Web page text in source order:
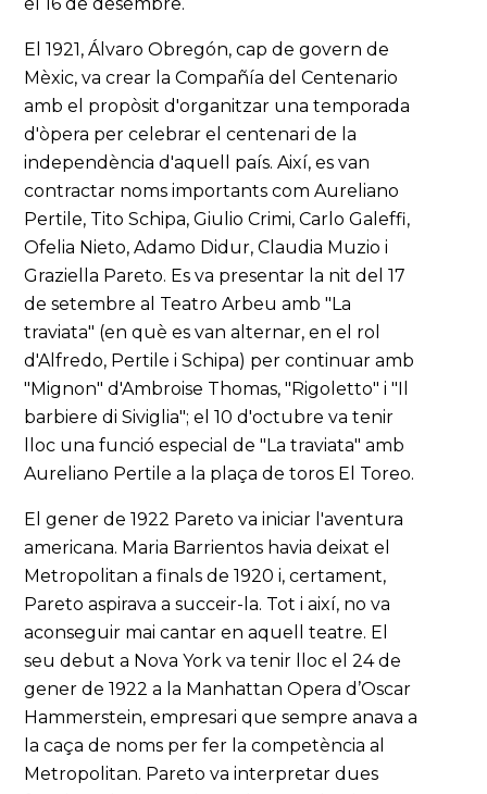
El 1921, Álvaro Obregón, cap de govern de
Mèxic, va crear la Compañía del Centenario
amb el propòsit d'organitzar una temporada
d'òpera per celebrar el centenari de la
independència d'aquell país. Així, es van
contractar noms importants com Aureliano
Pertile, Tito Schipa, Giulio Crimi, Carlo Galeffi,
Ofelia Nieto, Adamo Didur, Claudia Muzio i
Graziella Pareto. Es va presentar la nit del 17
de setembre al Teatro Arbeu amb "La
traviata" (en què es van alternar, en el rol
d'Alfredo, Pertile i Schipa) per continuar amb
"Mignon" d'Ambroise Thomas, "Rigoletto" i "Il
barbiere di Siviglia"; el 10 d'octubre va tenir
lloc una funció especial de "La traviata" amb
Aureliano Pertile a la plaça de toros El Toreo.
El gener de 1922 Pareto va iniciar l'aventura
americana. Maria Barrientos havia deixat el
Metropolitan a finals de 1920 i, certament,
Pareto aspirava a succeir-la. Tot i així, no va
aconseguir mai cantar en aquell teatre. El
seu debut a Nova York va tenir lloc el 24 de
gener de 1922 a la Manhattan Opera d’Oscar
Hammerstein, empresari que sempre anava a
la caça de noms per fer la competència al
Metropolitan. Pareto va interpretar dues